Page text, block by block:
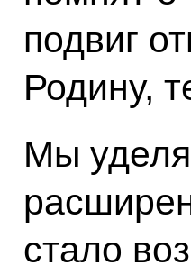
подвиг
Родину,
Мы
стало